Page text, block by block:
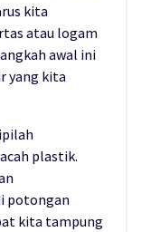
kita
atau logam
awal ini
yang kita
plastik.
potongan
kita tampung